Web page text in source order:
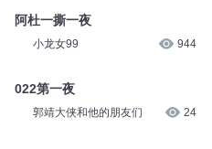
阿杜一撕一夜
小龙女99 944
022第一夜
郭靖大侠和他的朋友们 24